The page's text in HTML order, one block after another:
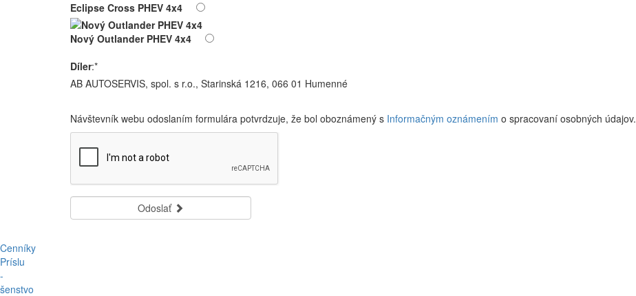
Eclipse Cross PHEV 4x4
Nový Outlander PHEV 4x4
Díler:*
AB AUTOSERVIS, spol. s r.o., Starinská 1216, 066 01 Humenné
Návštevník webu odoslaním formulára potvrdzuje, že bol oboznámený s Informačným oznámením o spracovaní osobných údajov.
Odoslať
Cenníky
Príslu
-
šenstvo